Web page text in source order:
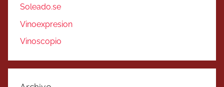
Soleado.se
Vinoexpresion
Vinoscopio